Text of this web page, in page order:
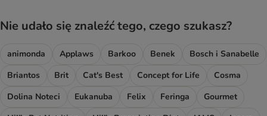
Nie udało się znaleźć tego, czego szukasz?
animonda Applaws Barkoo Benek
Bosch i Sanabelle
Briantos
Brit Cat's Best Concept for Life
Cosma
Dolina Noteci
Eukanuba Felix Feringa
Gourmet